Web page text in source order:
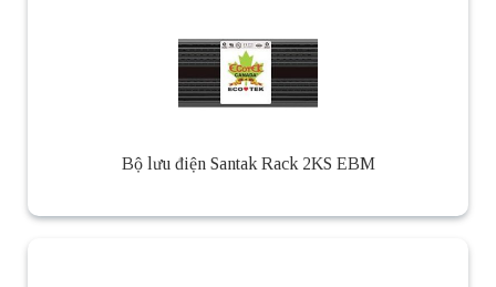
Bộ lưu điện Santak Rack 2KS EBM